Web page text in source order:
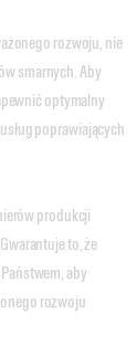
rozwoju, nie
smarnych. Aby
optymalny
poprawiających
produkcji
to, że
aby
rozwoju